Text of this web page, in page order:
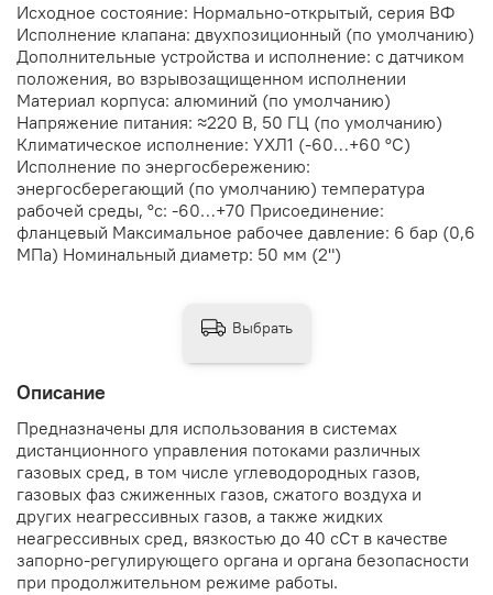
Исходное состояние: Нормально-открытый, серия ВФ
Исполнение клапана: двухпозиционный (по умолчанию)
Дополнительные устройства и исполнение: с датчиком
положения, во взрывозащищенном исполнении
Материал корпуса: алюминий (по умолчанию)
Напряжение питания: ≈220 В, 50 ГЦ (по умолчанию)
Климатическое исполнение: УХЛ1 (-60…+60 °С)
Исполнение по энергосбережению:
энергосберегающий (по умолчанию) температура
рабочей среды, °с: -60…+70 Присоединение:
фланцевый Максимальное рабочее давление: 6 бар (0,6
МПа) Номинальный диаметр: 50 мм (2")
Описание
Предназначены для использования в системах
дистанционного управления потоками различных
газовых сред, в том числе углеводородных газов,
газовых фаз сжиженных газов, сжатого воздуха и
других неагрессивных газов, а также жидких
неагрессивных сред, вязкостью до 40 сСт в качестве
запорно-регулирующего органа и органа безопасности
при продолжительном режиме работы.
Выбрать